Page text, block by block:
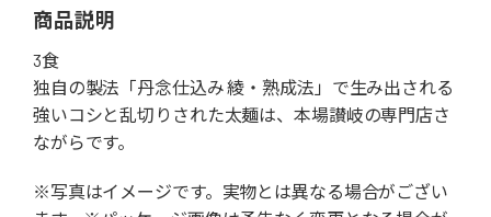
商品説明
3食
独自の製法「丹念仕込み 綾・熟成法」で生み出される
強いコシと乱切りされた太麺は、本場讃岐の専門店さ
ながらです。
※写真はイメージです。実物とは異なる場合がござい